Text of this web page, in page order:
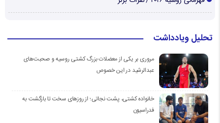
تحلیل ویادداشت
مروری بر یکی از معضلات بزرگ کشتی روسیه و صحبت‌های
عبدالرشید در این خصوص
خانواده کشتی، پشت نجاتی؛ از روزهای سخت تا بازگشت به
فدراسیون